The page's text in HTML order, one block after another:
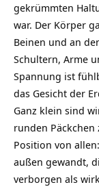
gekrümmten
war. Der Körper
Beinen und an
Schultern, Arme
Spannung ist
das Gesicht der
Ganz klein sind
runden
Position von
außen gewandt,
verborgen als